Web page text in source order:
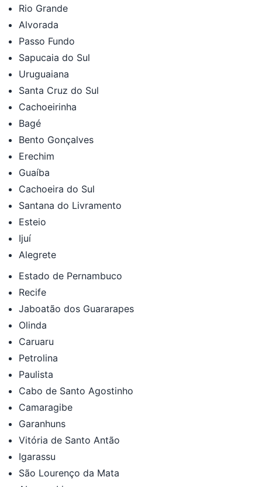
Rio Grande
Alvorada
Passo Fundo
Sapucaia do Sul
Uruguaiana
Santa Cruz do Sul
Cachoeirinha
Bagé
Bento Gonçalves
Erechim
Guaíba
Cachoeira do Sul
Santana do Livramento
Esteio
Ijuí
Alegrete
Estado de Pernambuco
Recife
Jaboatão dos Guararapes
Olinda
Caruaru
Petrolina
Paulista
Cabo de Santo Agostinho
Camaragibe
Garanhuns
Vitória de Santo Antão
Igarassu
São Lourenço da Mata